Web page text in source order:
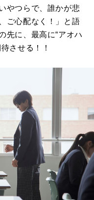
やつらで、誰かが悲
ご心配なく！」と語
先に、最高に“アオハ
させる！！